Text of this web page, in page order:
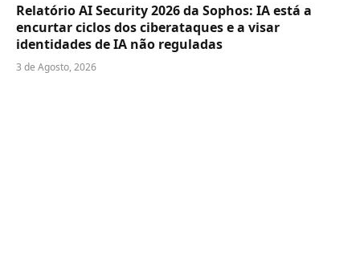
Relatório AI Security 2026 da Sophos: IA está a
encurtar ciclos dos ciberataques e a visar
identidades de IA não reguladas
3 de Agosto, 2026